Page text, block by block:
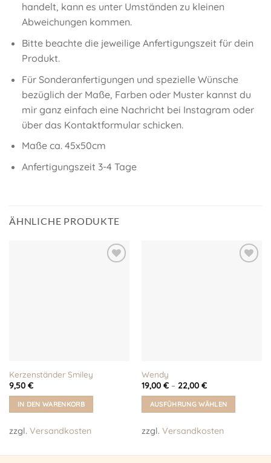
handelt, kann es unter Umständen zu kleinen
Abweichungen kommen.
Bitte beachte die jeweilige Anfertigungszeit für dein
Produkt.
Für Sonderanfertigungen und spezielle Wünsche
bezüglich der Maße, Farben oder Muster kannst du
mir ganz einfach eine Nachricht bei Instagram oder
über das Kontaktformular schicken.
Maße ca. 45x50cm
Anfertigungszeit 3-4 Tage
ÄHNLICHE PRODUKTE
Kerzenständer Smiley
9,50 €
IN DEN WARENKORB
zzgl. Versandkosten
Wendy
19,00 €– 22,00 €
AUSFÜHRUNG WÄHLEN
Produkt
mehrere
zzgl. Versandkosten